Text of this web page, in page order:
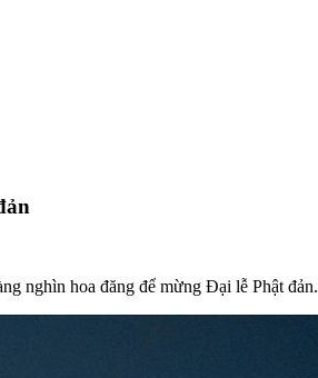
nghìn hoa đăng để mừng Đại lễ Phật đản.